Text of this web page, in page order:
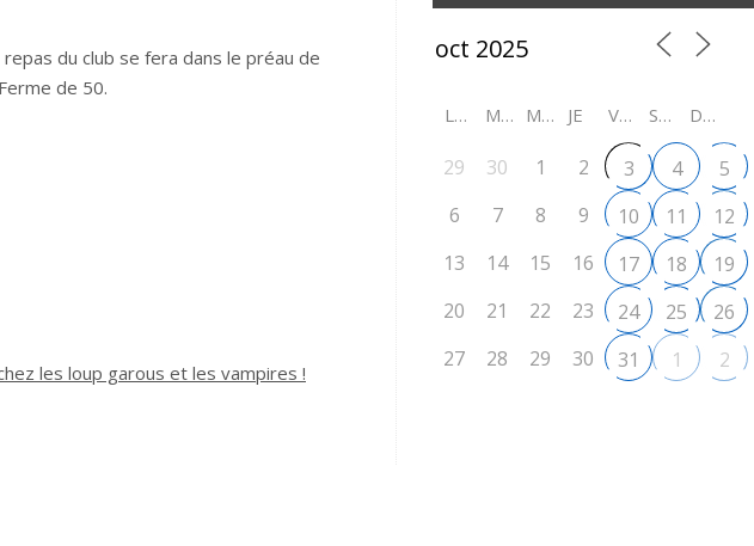
du club se fera dans le préau de
de 50.
les loup garous et les vampires !
LU MA ME JE VE SA DI
29 30 1 2 3 4
5
6
7 8 9 10 11
12
13
14 15 16 17 18
19
20
21 22 23 24 25
26
27
28 29 30 31 1 2